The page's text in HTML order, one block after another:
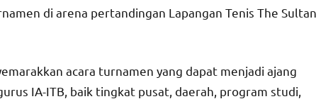
di arena pertandingan Lapangan Tenis The Sultan
acara turnamen yang dapat menjadi ajang
IA-ITB, baik tingkat pusat, daerah, program studi,